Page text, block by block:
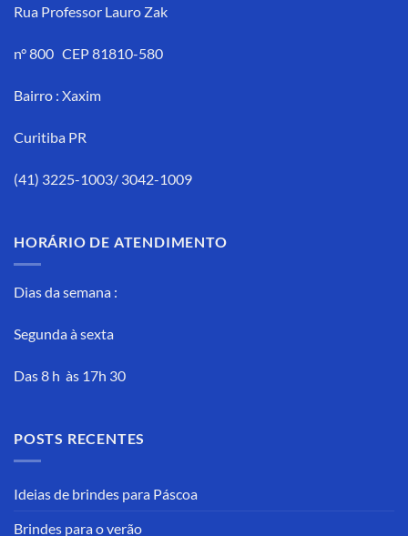
Rua Professor Lauro Zak
n° 800 CEP 81810-580
Bairro : Xaxim
Curitiba PR
(41) 3225-1003/ 3042-1009
HORÁRIO DE ATENDIMENTO
Dias da semana :
Segunda à sexta
Das 8 h às 17h 30
POSTS RECENTES
Ideias de brindes para Páscoa
Brindes para o verão